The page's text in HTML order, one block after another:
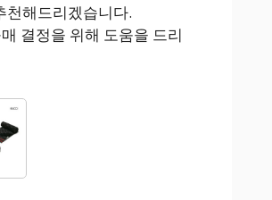
천해드리겠습니다.
결정을 위해 도움을 드리